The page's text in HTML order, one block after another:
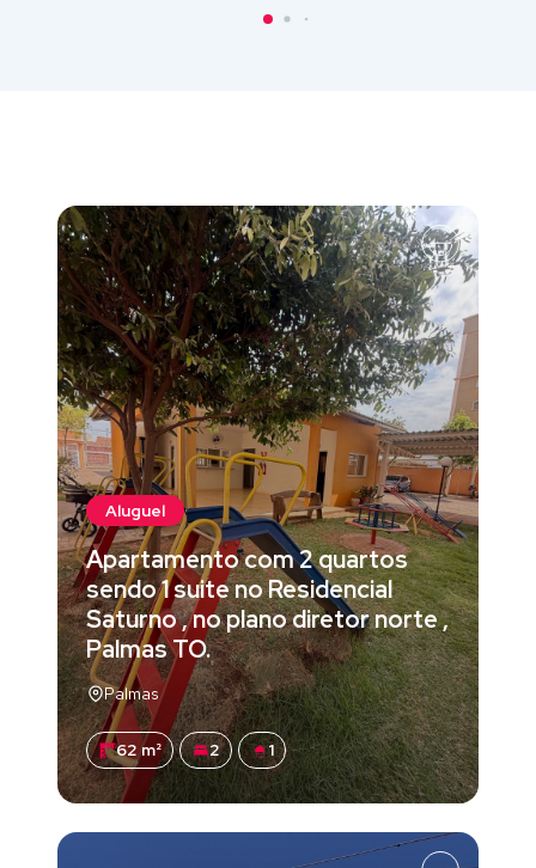
Aluguel
Apartamento com 2 quartos
sendo 1 suite no Residencial
Saturno , no plano diretor norte ,
Palmas TO.
Palmas
62 m² 2 1